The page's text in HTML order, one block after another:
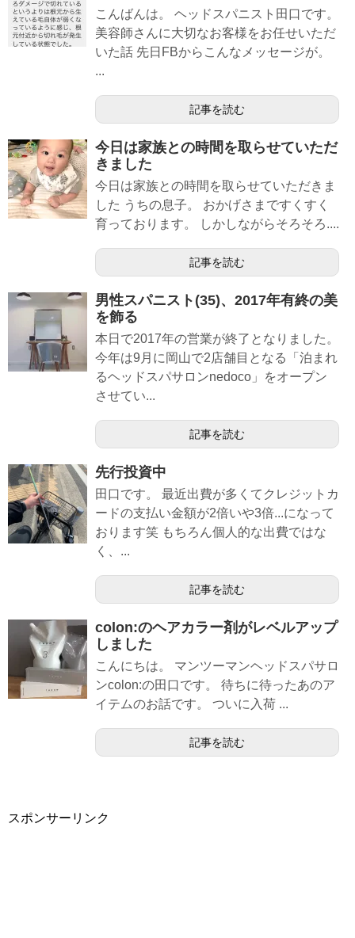
こんばんは。 ヘッドスパニスト田口です。
美容師さんに大切なお客様をお任せいただ
いた話 先日FBからこんなメッセージが。
...
記事を読む
今日は家族との時間を取らせていただ
きました
今日は家族との時間を取らせていただきま
した うちの息子。 おかげさまですくすく
育っております。 しかしながらそろそろ....
記事を読む
男性スパニスト(35)、2017年有終の美
を飾る
本日で2017年の営業が終了となりました。
今年は9月に岡山で2店舗目となる「泊まれ
るヘッドスパサロンnedoco」をオープン
させてい...
記事を読む
先行投資中
田口です。 最近出費が多くてクレジットカ
ードの支払い金額が2倍いや3倍...になって
おります笑 もちろん個人的な出費ではな
く、...
記事を読む
colon:のヘアカラー剤がレベルアップ
しました
こんにちは。 マンツーマンヘッドスパサロ
ンcolon:の田口です。 待ちに待ったあのア
イテムのお話です。 ついに入荷 ...
記事を読む
スポンサーリンク